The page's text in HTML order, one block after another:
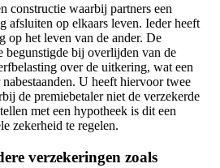
constructie waarbij partners een
afsluiten op elkaars leven. Ieder heeft
op het leven van de ander. De
begunstigde bij overlijden van de
over de uitkering, wat een
U heeft hiervoor twee
de premiebetaler niet de verzekerde
met een hypotheek is dit een
zekerheid te regelen.
verzekeringen zoals